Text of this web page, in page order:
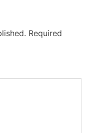
Required